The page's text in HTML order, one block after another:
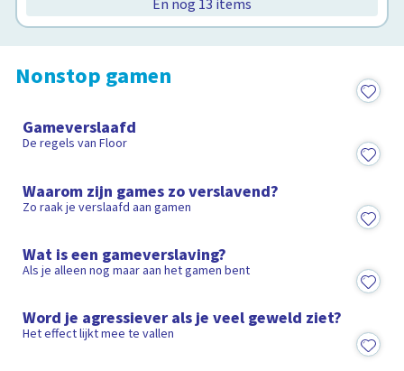
En nog 13 items
Nonstop gamen
Gameverslaafd
De regels van Floor
Waarom zijn games zo verslavend?
Zo raak je verslaafd aan gamen
Wat is een gameverslaving?
Als je alleen nog maar aan het gamen bent
Word je agressiever als je veel geweld ziet?
Het effect lijkt mee te vallen